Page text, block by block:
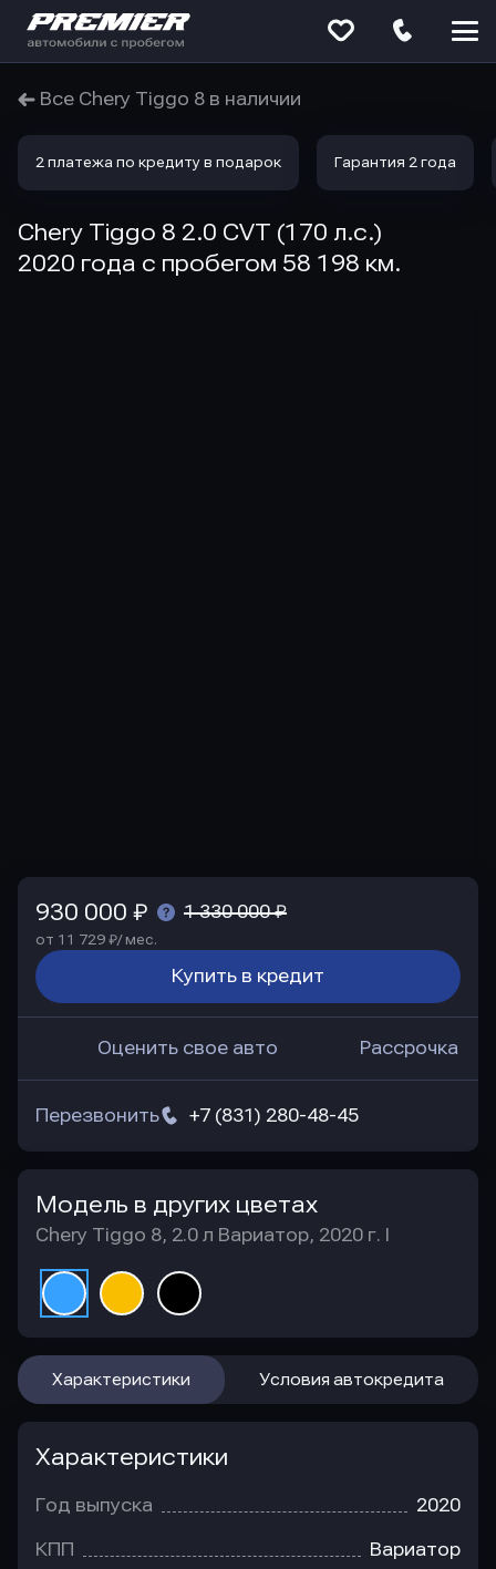
Все Chery Tiggo 8 в наличии
2 платежа по кредиту в подарок Гарантия 2 года
Chery Tiggo 8 2.0 CVT (170 л.с.)
2020 года с пробегом 58 198 км.
930 000 ₽ 1 330 000 ₽
от 11 729 ₽/ мес.
Купить в кредит
Оценить свое авто Рассрочка
+7 (831) 280-48-45
Перезвонить
Модель в других цветах
Chery Tiggo 8, 2.0 л Вариатор, 2020 г. I
Характеристики Условия автокредита
Характеристики
Год выпуска 2020
КПП Вариатор